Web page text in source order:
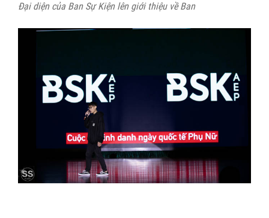
Đại diện của Ban Sự Kiện lên giới thiệu về Ban